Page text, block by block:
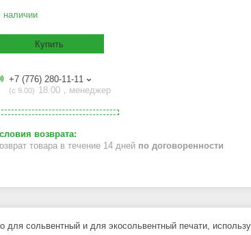
наличии
Купить
+7 (776) 280-11-11
с 9.00 18.00，менеджер
товара в течение 14 дней по договоренности
сольвентный и для экосольвентный печати,